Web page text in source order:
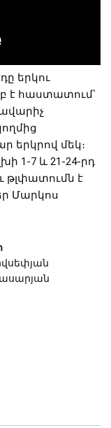
երկու
է հաստատում՝
երկրով մեկ։
1-7 և 21-24-րդ
թլփատումն է
Մարկոս